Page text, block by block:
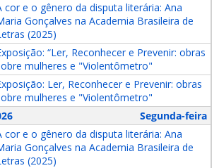
cor e o gênero da disputa literária: Ana
Gonçalves na Academia Brasileira de
(2025)
“Ler, Reconhecer e Prevenir: obras
mulheres e "Violentômetro"
Ler, Reconhecer e Prevenir: obras
mulheres e "Violentômetro"
Segunda-feira
cor e o gênero da disputa literária: Ana
Gonçalves na Academia Brasileira de
(2025)